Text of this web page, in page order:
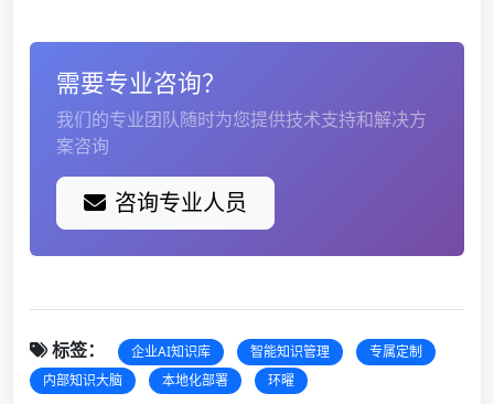
需要专业咨询？
我们的专业团队随时为您提供技术支持和解决方
案咨询
咨询专业人员
标签： 企业AI知识库 智能知识管理
专属定制
内部知识大脑
本地化部署 环曜